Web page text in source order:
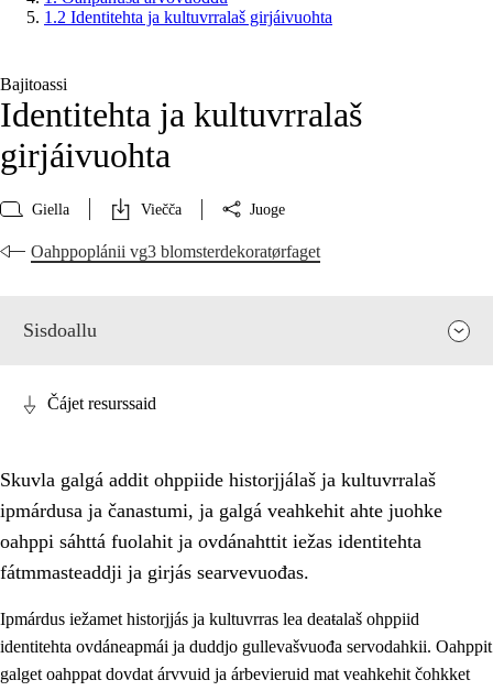
1.2 Identitehta ja kultuvrralaš girjáivuohta
Bajitoassi
Identitehta ja kultuvrralaš
girjáivuohta
Giella Viečča Juoge
Oahppoplánii vg3 blomsterdekoratørfaget
Sisdoallu
Oahpahusa árvovuođđu
1.1 Olmmošárvu
Čájet resurssaid
Skuvla galgá addit ohppiide historjjálaš ja kultuvrralaš
ipmárdusa ja čanastumi, ja galgá veahkehit ahte juohke
oahppi sáhttá fuolahit ja ovdánahttit iežas identitehta
fátmmasteaddji ja girjás searvevuođas.
Ipmárdus iežamet historjjás ja kultuvrras lea deaŧalaš ohppiid
identitehta ovdáneapmái ja duddjo gullevašvuođa servodahkii. Oahppit
galget oahppat dovdat árvvuid ja árbevieruid mat veahkehit čohkket